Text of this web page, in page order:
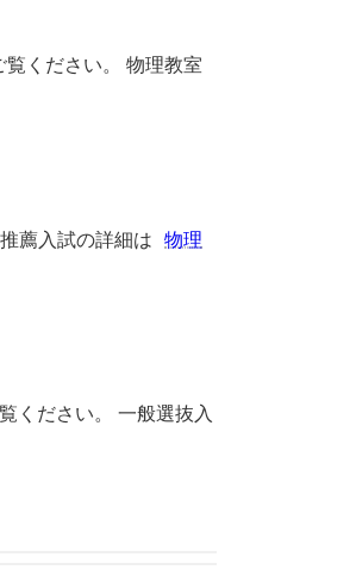
覧ください。 物理教室
薦入試の詳細は
物理
ください。 一般選抜入